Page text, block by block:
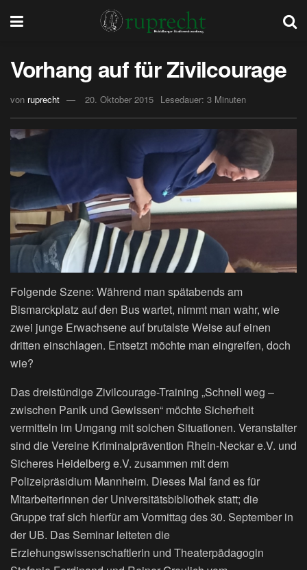
Vorhang auf für Zivilcourage
von ruprecht 20. Oktober 2015 Lesedauer: 3 Minuten
Folgende Szene: Während man spätabends am
Bismarckplatz auf den Bus wartet, nimmt man wahr, wie
zwei junge Erwachsene auf brutalste Weise auf einen
dritten einschlagen. Entsetzt möchte man eingreifen, doch
wie?
Das dreistündige Zivilcourage-Training „Schnell weg –
zwischen Panik und Gewissen“ möchte Sicherheit
vermitteln im Umgang mit solchen Situationen. Veranstalter
sind die Vereine Kriminalprävention Rhein-Neckar e.V. und
Sicheres Heidelberg e.V. zusammen mit dem
Polizeipräsidium Mannheim. Dieses Mal fand es für
Mitarbeiterinnen der Universitätsbibliothek statt; die
Gruppe traf sich hierfür am Vormittag des 30. September in
der UB. Das Seminar leiteten die
Erziehungswissenschaftlerin und Theaterpädagogin